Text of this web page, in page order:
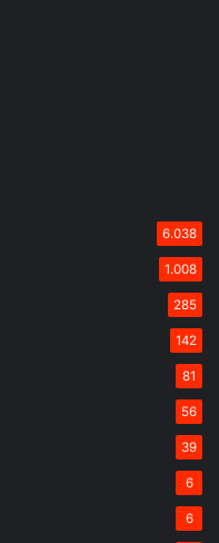
6.038
1.008
285
142
81
56
39
6
6